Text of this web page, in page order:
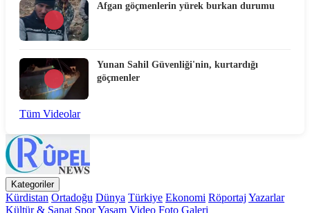
Afgan göçmenlerin yürek burkan durumu
Yunan Sahil Güvenliği'nin, kurtardığı
göçmenler
Tüm Videolar
Kategoriler
Kürdistan Ortadoğu Dünya Türkiye Ekonomi Röportaj Yazarlar
Kültür & Sanat SporYaşam Video Foto Galeri